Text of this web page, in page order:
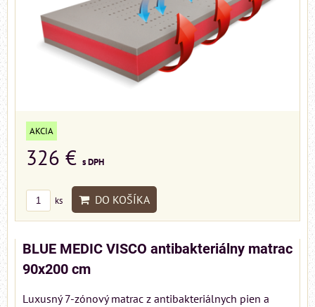
AKCIA
326 € s DPH
ks DO KOŠÍKA
BLUE MEDIC VISCO antibakteriálny matrac
90x200 cm
Luxusný 7-zónový matrac z antibakteriálnych pien a